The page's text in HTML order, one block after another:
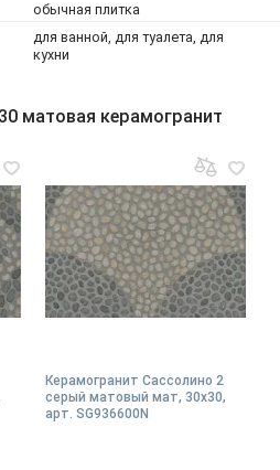
обычная плитка
для ванной, для туалета, для
кухни
матовая керамогранит
Керамогранит Сассолино 2
серый матовый мат, 30x30,
арт. SG936600N